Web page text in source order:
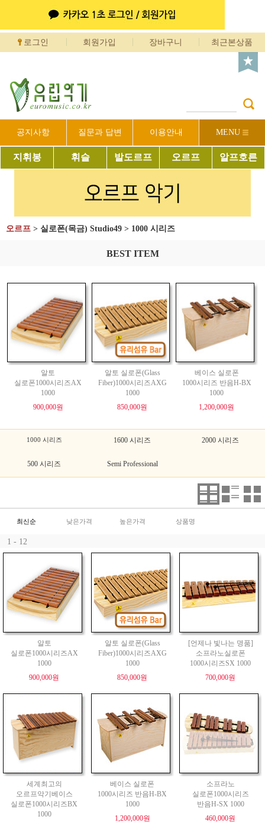
로그인 회원가입 장바구니 최근본상품
공지사항 질문과 답변 이용안내 MENU
지휘봉 휘슬 발도르프 오르프 알프호른
오르프 > 실로폰(목금) Studio49 > 1000 시리즈
BEST ITEM
알토
실로폰1000시리즈AX
1000
900,000원
알토 실로폰(Glass
Fiber)1000시리즈AXG
1000
850,000원
베이스 실로폰
1000시리즈 반음H-BX
1000
1,200,000원
1000 시리즈 1600 시리즈 2000 시리즈
500 시리즈 Semi Professional
최신순 낮은가격 높은가격 상품명
1 - 12
알토
실로폰1000시리즈AX
1000
900,000원
알토 실로폰(Glass
Fiber)1000시리즈AXG
1000
850,000원
[언제나 빛나는 명품]
소프라노실로폰
1000시리즈SX 1000
700,000원
세계최고의
오르프악기베이스
실로폰1000시리즈BX
1000
베이스 실로폰
1000시리즈 반음H-BX
1000
1,200,000원
소프라노
실로폰1000시리즈
반음H-SX 1000
460,000원